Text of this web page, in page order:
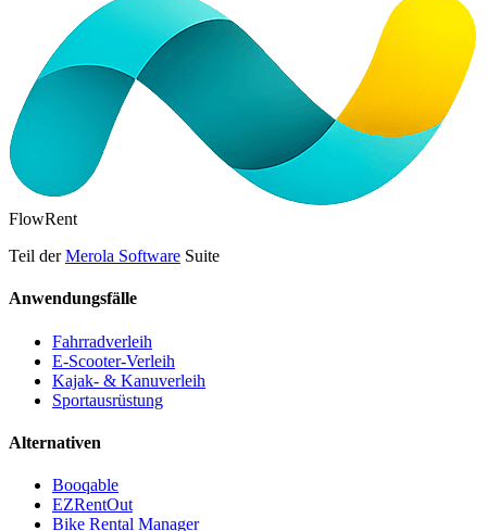
FlowRent
Teil derMerola Software Suite
Anwendungsfälle
Fahrradverleih
E-Scooter-Verleih
Kajak- & Kanuverleih
Sportausrüstung
Alternativen
Booqable
EZRentOut
Bike Rental Manager